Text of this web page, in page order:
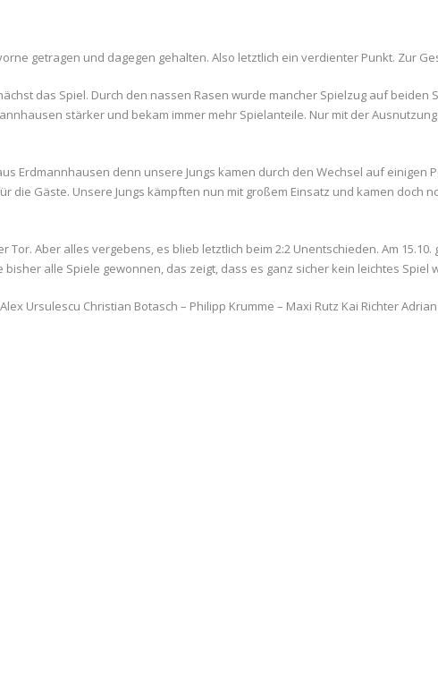
getragen und dagegen gehalten. Also letztlich ein verdienter Punkt. Zur
das Spiel. Durch den nassen Rasen wurde mancher Spielzug auf
stärker und bekam immer mehr Spielanteile. Nur mit der
Erdmannhausen denn unsere Jungs kamen durch den Wechsel auf einigen
Gäste. Unsere Jungs kämpften nun mit großem Einsatz und kamen doch
Aber alles vergebens, es blieb letztlich beim 2:2 Unentschieden. Am
alle Spiele gewonnen, das zeigt, dass es ganz sicher kein leichtes Spiel
Ursulescu Christian Botasch – Philipp Krumme – Maxi Rutz Kai Richter